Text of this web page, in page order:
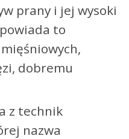
prany i jej wysoki
to
dobremu
z technik
nazwa